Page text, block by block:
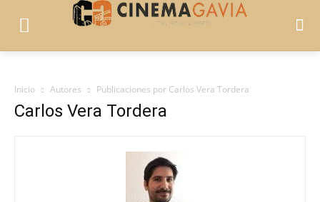
Inicio Autores Publicaciones por Carlos Vera Tordera
Carlos Vera Tordera